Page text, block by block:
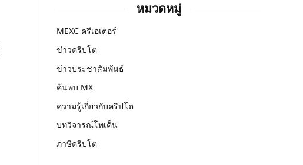
หมวดหมู่
MEXC ครีเอเตอร์
ข่าวคริปโต
ข่าวประชาสัมพันธ์
ค้นพบ MX
ความรู้เกี่ยวกับคริปโต
บทวิจารณ์โทเค็น
ภาษีคริปโต